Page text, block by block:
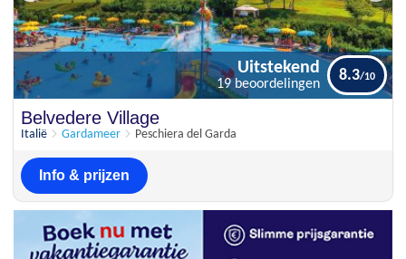
19 beoordelingen
Belvedere Village
Italië Gardameer Peschiera del Garda
Uitstekend
19 beoordelingen
8.3
Info & prijzen